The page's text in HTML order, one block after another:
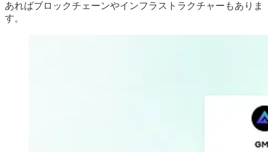
あればブロックチェーンやインフラストラクチャーもありま
す。